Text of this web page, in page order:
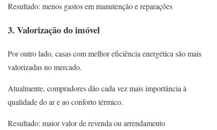
Resultado: menos gastos em manutenção e reparações
3. Valorização do imóvel
Por outro lado, casas com melhor eficiência energética são mais
valorizadas no mercado.
Atualmente, compradores dão cada vez mais importância à
qualidade do ar e ao conforto térmico.
Resultado: maior valor de revenda ou arrendamento